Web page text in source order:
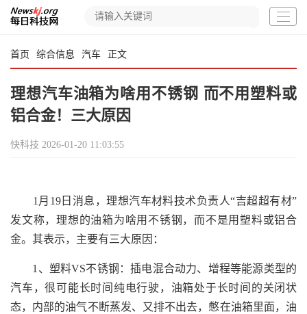
首页 综合信息 汽车 正文
理想汽车油箱为啥用不锈钢 而不用塑料或
铝合金！三大原因
快科技 2026-01-20 11:03:55
1月19日消息，理想汽车材料技术负责人“吉超超有材”
发文称，理想的油箱为啥用不锈钢，而不是用塑料或铝合
金。其表示，主要有三大原因：
1、塑料VS不锈钢：插电混合动力、增程等能源类型的
汽车，很可能长时间纯电行驶，油箱处于长时间的关闭状
态，内部的油气不断蒸发、又排不出去，憋在油箱里面，油